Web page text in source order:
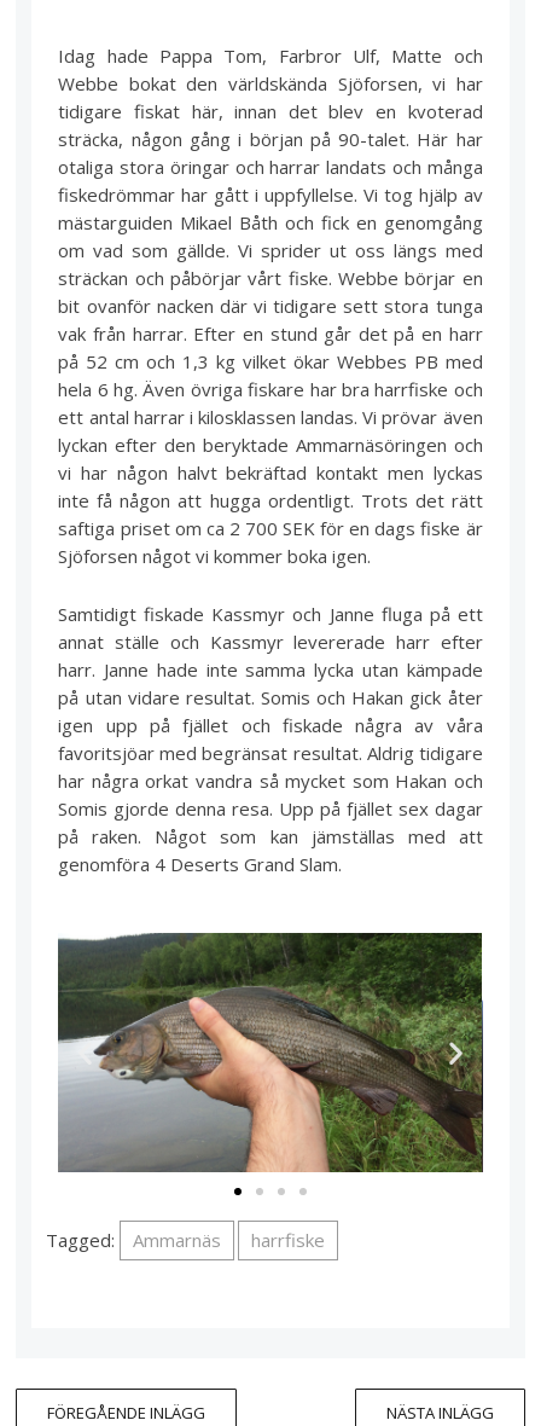
Idag hade Pappa Tom, Farbror Ulf, Matte och
Webbe bokat den världskända Sjöforsen, vi har
tidigare fiskat här, innan det blev en kvoterad
sträcka, någon gång i början på 90-talet. Här har
otaliga stora öringar och harrar landats och många
fiskedrömmar har gått i uppfyllelse. Vi tog hjälp av
mästarguiden Mikael Båth och fick en genomgång
om vad som gällde. Vi sprider ut oss längs med
sträckan och påbörjar vårt fiske. Webbe börjar en
bit ovanför nacken där vi tidigare sett stora tunga
vak från harrar. Efter en stund går det på en harr
på 52 cm och 1,3 kg vilket ökar Webbes PB med
hela 6 hg. Även övriga fiskare har bra harrfiske och
ett antal harrar i kilosklassen landas. Vi prövar även
lyckan efter den beryktade Ammarnäsöringen och
vi har någon halvt bekräftad kontakt men lyckas
inte få någon att hugga ordentligt. Trots det rätt
saftiga priset om ca 2 700 SEK för en dags fiske är
Sjöforsen något vi kommer boka igen.
Samtidigt fiskade Kassmyr och Janne fluga på ett
annat ställe och Kassmyr levererade harr efter
harr. Janne hade inte samma lycka utan kämpade
på utan vidare resultat. Somis och Hakan gick åter
igen upp på fjället och fiskade några av våra
favoritsjöar med begränsat resultat. Aldrig tidigare
har några orkat vandra så mycket som Hakan och
Somis gjorde denna resa. Upp på fjället sex dagar
på raken. Något som kan jämställas med att
genomföra 4 Deserts Grand Slam.
Tagged: Ammarnäs harrfiske
FÖREGÅENDE INLÄGG NÄSTA INLÄGG